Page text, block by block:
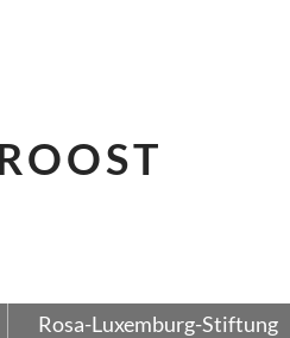
Rosa-Luxemburg-Stiftung